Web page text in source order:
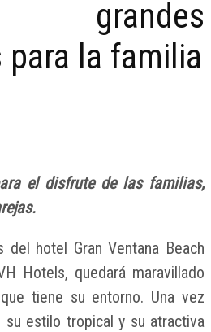
grandes
para la familia
el disfrute de las familias,
hotel Gran Ventana Beach
Hotels, quedará maravillado
tiene su entorno. Una vez
su estilo tropical y su atractiva